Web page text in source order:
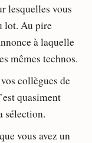
lesquelles vous
lot. Au pire
à laquelle
mêmes technos.
collègues de
quasiment
sélection.
vous avez un